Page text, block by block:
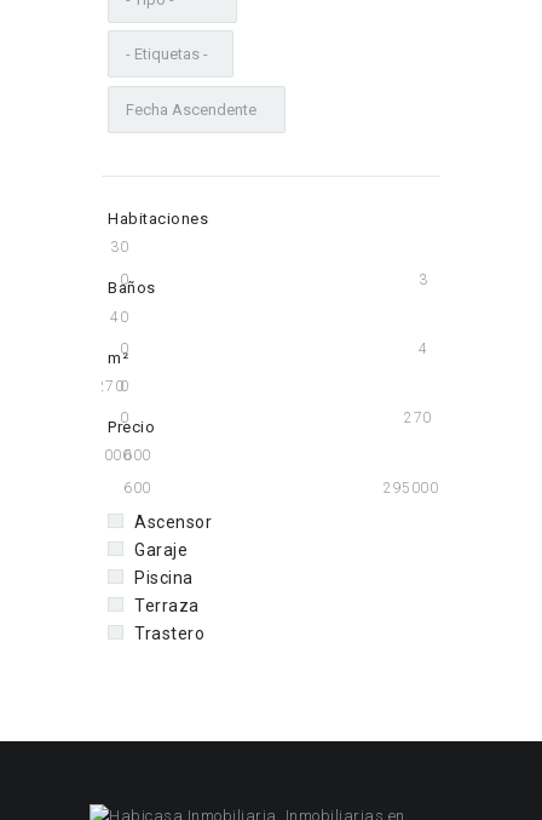
Habitaciones
0 3
0
3
Baños
0 4
0
4
m²
0 270
0
270
Precio
600 295000
600
295000
Ascensor
Garaje
Piscina
Terraza
Trastero